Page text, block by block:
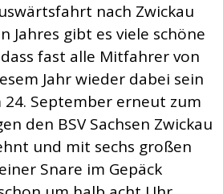
nach Zwickau
Jahres gibt es viele schöne
fast alle Mitfahrer von
Jahr wieder dabei sein
September erneut zum
den BSV Sachsen Zwickau
und mit sechs großen
Snare im Gepäck